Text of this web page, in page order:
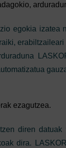
egokia
ezagutzea.
diren
dira.